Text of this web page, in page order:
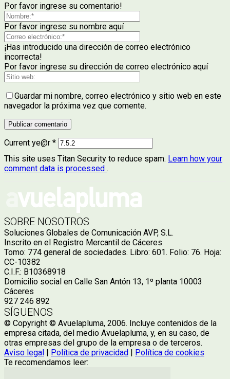
Por favor ingrese su comentario!
Por favor ingrese su nombre aquí
¡Has introducido una dirección de correo electrónico
incorrecta!
Por favor ingrese su dirección de correo electrónico aquí
Guardar mi nombre, correo electrónico y sitio web en este
navegador la próxima vez que comente.
Current ye@r *
This site uses Titan Security to reduce spam. Learn how your
comment data is processed .
SOBRE NOSOTROS
Soluciones Globales de Comunicación AVP, S.L.
Inscrito en el Registro Mercantil de Cáceres
Tomo: 774 general de sociedades. Libro: 601. Folio: 76. Hoja:
CC-10382
C.I.F.: B10368918
Domicilio social en Calle San Antón 13, 1º planta 10003
Cáceres
927 246 892
SÍGUENOS
© Copyright © Avuelapluma, 2006. Incluye contenidos de la
empresa citada, del medio Avuelapluma, y, en su caso, de
otras empresas del grupo de la empresa o de terceros.
Aviso legal | Política de privacidad | Política de cookies
Te recomendamos leer: